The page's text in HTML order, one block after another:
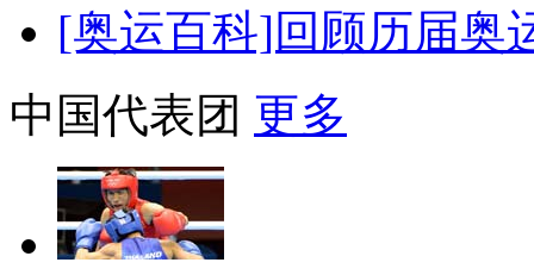
[奥运百科]回顾历届奥
中国代表团 更多